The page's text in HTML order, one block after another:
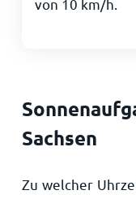
von 10 km/h
Sachsen
Zu welcher